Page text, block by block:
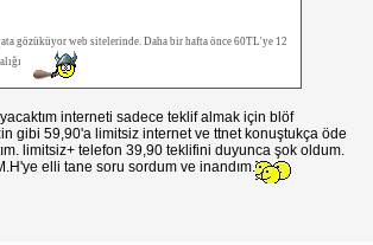
gözüküyor web sitelerinde. Daha bir hafta önce 60TL'ye 12
interneti sadece teklif almak için blöf
gibi 59,90'a limitsiz internet ve ttnet konuştukça öde
limitsiz+ telefon 39,90 teklifini duyunca şok oldum.
elli tane soru sordum ve inandım.